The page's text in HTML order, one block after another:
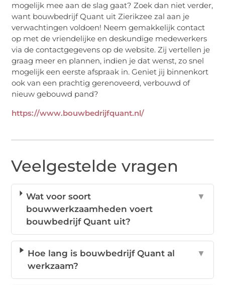
mogelijk mee aan de slag gaat? Zoek dan niet verder,
want bouwbedrijf Quant uit Zierikzee zal aan je
verwachtingen voldoen! Neem gemakkelijk contact
op met de vriendelijke en deskundige medewerkers
via de contactgegevens op de website. Zij vertellen je
graag meer en plannen, indien je dat wenst, zo snel
mogelijk een eerste afspraak in. Geniet jij binnenkort
ook van een prachtig gerenoveerd, verbouwd of
nieuw gebouwd pand?
https://www.bouwbedrijfquant.nl/
Veelgestelde vragen
Wat voor soort
bouwwerkzaamheden voert
bouwbedrijf Quant uit?
▼
Hoe lang is bouwbedrijf Quant al
werkzaam?
▼